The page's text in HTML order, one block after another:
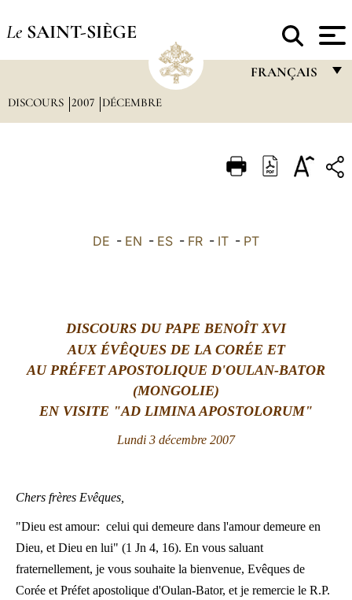
Le SAINT-SIÈGE
FRANÇAIS
ITALIANO
العربيّة
中文
LATINE
DISCOURS 2007 DÉCEMBRE
DE - EN - ES - FR - IT - PT
DISCOURS DU PAPE BENOÎT XVI
AUX ÉVÊQUES DE LA CORÉE ET
AU PRÉFET APOSTOLIQUE D'OULAN-BATOR
(MONGOLIE)
EN VISITE "AD LIMINA APOSTOLORUM"
Lundi 3 décembre 2007
Chers frères Evêques,
"Dieu est amour: celui qui demeure dans l'amour demeure en
Dieu, et Dieu en lui" (1 Jn 4, 16). En vous saluant
fraternellement, je vous souhaite la bienvenue, Evêques de
Corée et Préfet apostolique d'Oulan-Bator, et je remercie le R.P.